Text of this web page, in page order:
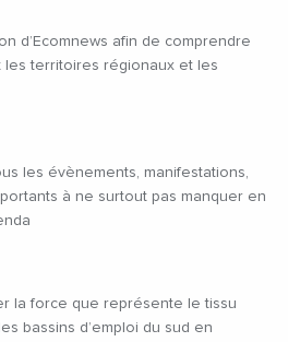
d’Ecomnews afin de comprendre
les territoires régionaux et les
les évènements, manifestations,
à ne surtout pas manquer en
la force que représente le tissu
bassins d’emploi du sud en